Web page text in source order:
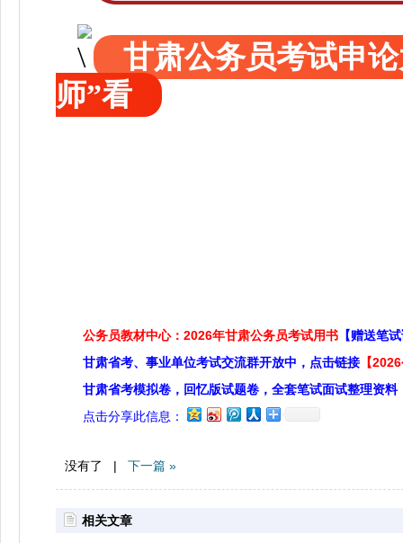
甘肃公务员考试申
师”看
公务员教材中心：2026年甘肃公务员考试用书 【赠送笔
甘肃省考、事业单位考试交流群开放中，点击链接 【
甘肃省考模拟卷，回忆版试题卷，全套笔试面试整理资料
点击分享此信息：
没有了 | 下一篇 »
相关文章